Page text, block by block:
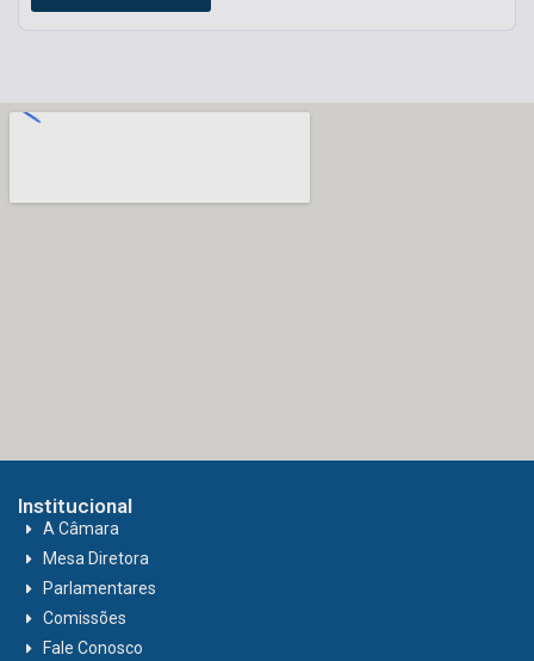
Institucional
A Câmara
Mesa Diretora
Parlamentares
Comissões
Fale Conosco